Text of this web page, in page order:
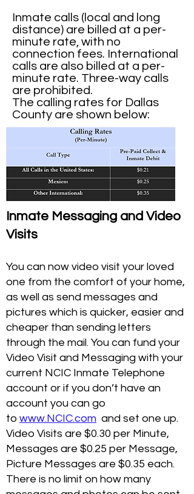
Inmate calls (local and long
distance) are billed at a per-
minute rate, with no
connection fees. International
calls are also billed at a per-
minute rate. Three-way calls
are prohibited.
The calling rates for Dallas
County are shown below:
Inmate Messaging and Video
Visits
You can now video visit your loved
one from the comfort of your home,
as well as send messages and
pictures which is quicker, easier and
cheaper than sending letters
through the mail. You can fund your
Video Visit and Messaging with your
current NCIC Inmate Telephone
account or if you don’t have an
account you can go
to www.NCIC.com and set one up.
Video Visits are $0.30 per Minute,
Messages are $0.25 per Message,
Picture Messages are $0.35 each.
There is no limit on how many